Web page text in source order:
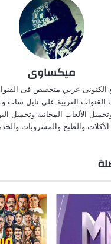
ميكساوى
عربي متخصص فى
القنوات العربية على نايل سات
الألعاب المجانية وتحميل
والطبخ والمشروبات